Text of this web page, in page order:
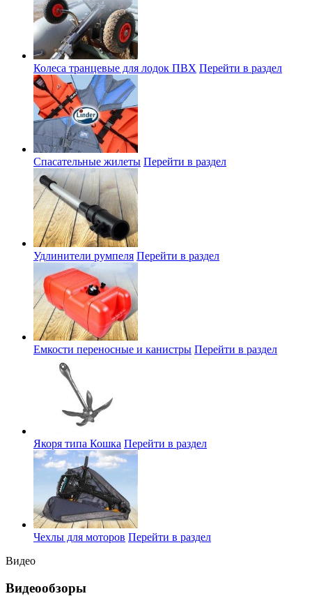
Колеса транцевые для лодок ПВХ Перейти в раздел
Спасательные жилеты Перейти в раздел
Удлинители румпеля Перейти в раздел
Емкости переносные и канистры Перейти в раздел
Якоря типа Кошка Перейти в раздел
Чехлы для моторов Перейти в раздел
Видео
Видеообзоры